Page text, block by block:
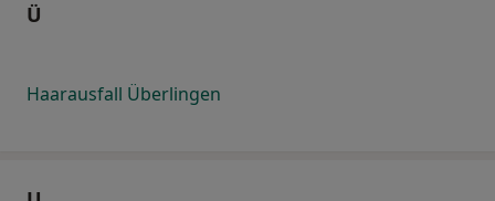
Ü
Haarausfall Überlingen